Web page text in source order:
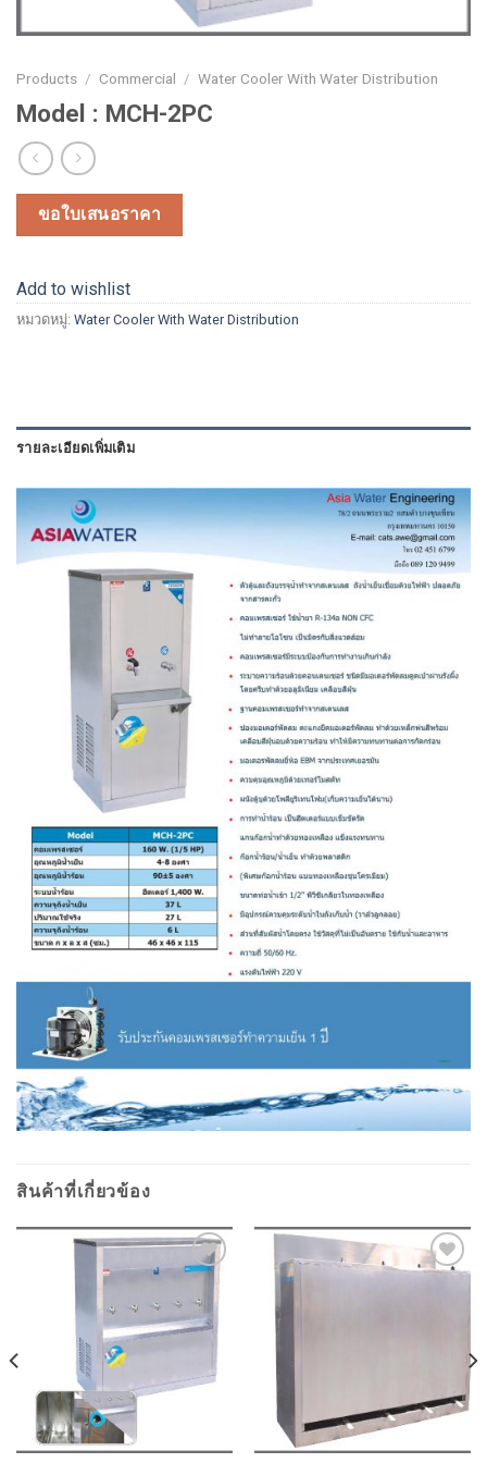
Products / Commercial / Water Cooler With Water Distribution
Model : MCH-2PC
ขอใบเสนอราคา
Add to wishlist
หมวดหมู่: Water Cooler With Water Distribution
รายละเอียดเพิ่มเติม
สินค้าที่เกี่ยวข้อง
Add to
wishlist